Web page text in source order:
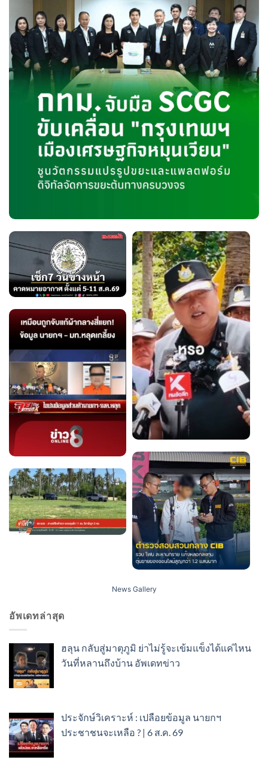
News Gallery
อัพเดทล่าสุด
ฮลุน กลับสู่มาตุภูมิ ย่าไม่รู้จะเข้มแข็งได้แค่ไหน
วันที่หลานถึงบ้าน อัพเดทข่าว
ประจักษ์วิเคราะห์ : เปลือยข้อมูล นายกฯ
ประชาชนจะเหลือ ? | 6 ส.ค. 69